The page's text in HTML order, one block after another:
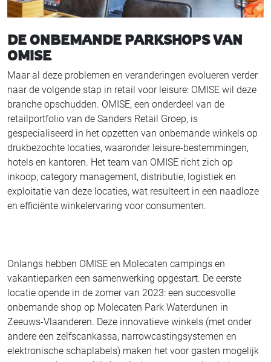
DE ONBEMANDE PARKSHOPS VAN
OMISE
Maar al deze problemen en veranderingen evolueren verder
naar de volgende stap in retail voor leisure: OMISE wil deze
branche opschudden. OMISE, een onderdeel van de
retailportfolio van de Sanders Retail Groep, is
gespecialiseerd in het opzetten van onbemande winkels op
drukbezochte locaties, waaronder leisure-bestemmingen,
hotels en kantoren. Het team van OMISE richt zich op
inkoop, category management, distributie, logistiek en
exploitatie van deze locaties, wat resulteert in een naadloze
en efficiënte winkelervaring voor consumenten.
Onlangs hebben OMISE en Molecaten campings en
vakantieparken een samenwerking opgestart. De eerste
locatie opende in de zomer van 2023: een succesvolle
onbemande shop op Molecaten Park Waterdunen in
Zeeuws-Vlaanderen. Deze innovatieve winkels (met onder
andere een zelfscankassa, narrowcastingsystemen en
elektronische schaplabels) maken het voor gasten mogelijk